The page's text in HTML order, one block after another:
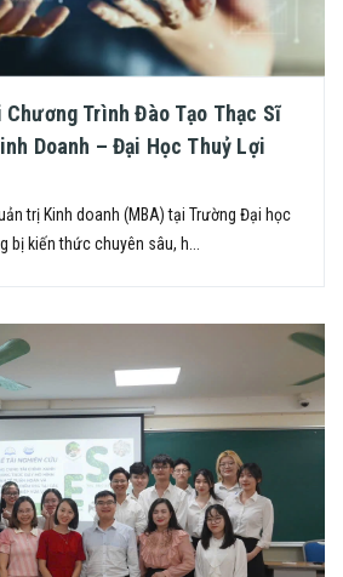
Chương Trình Đào Tạo Thạc Sĩ
Doanh – Đại Học Thuỷ Lợi
trị Kinh doanh (MBA) tại Trường Đại học
bị kiến thức chuyên sâu, h...